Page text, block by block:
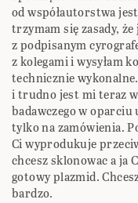
od współautorstwa
trzymam się zasady,
z podpisanym
z kolegami i wysyłam
technicznie
i trudno jest mi teraz
badawczego w
tylko na zamówienia.
Ci wyprodukuje
chcesz sklonowac a ja
gotowy plazmid.
bardzo.